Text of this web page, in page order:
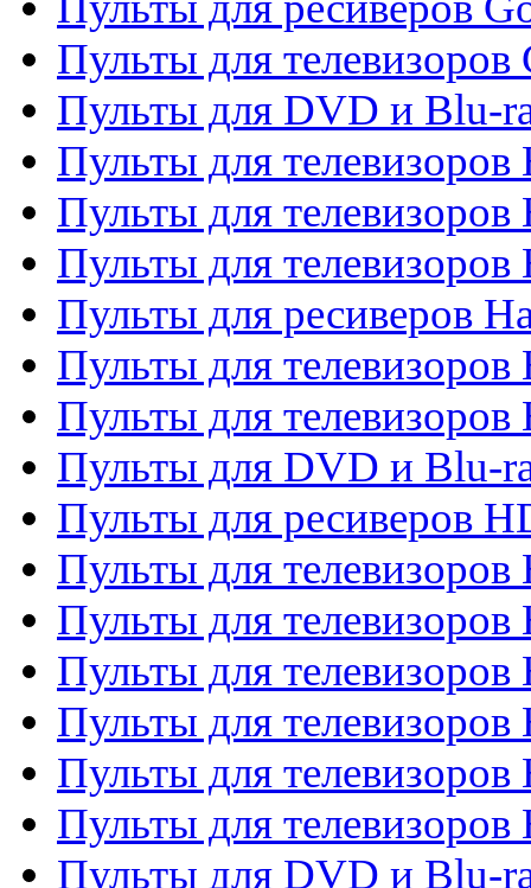
Пульты для телевизоров
Пульты для DVD и Blu-
Пульты для телевизоров
Пульты для телевизоров
Пульты для
Пульты для ресиверов
Пульты для телевизоров
Пульты для телевизоров
Пульты для DVD и Blu-
Пульты для ресиверов
Пульты для
Пульты для телевизоров
Пульты для телевизоров
Пульты для телевизоров
Пульты для телевизоров
Пульты для телевизоров
Пульты для DVD и Blu-